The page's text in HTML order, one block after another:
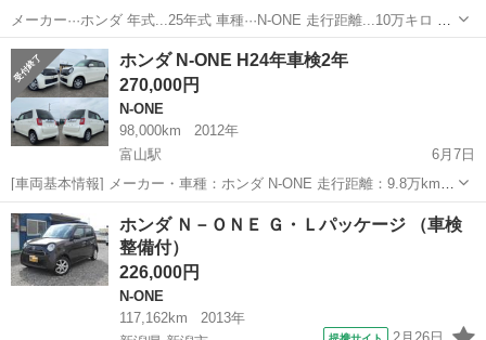
メーカー···ホンダ 年式...25年式 車種···N-ONE 走行距離...10万キロ ボ
ディタイプ···軽自動車 エンジン···ガソリンエンジン 駆動式···4WD [オ
プション] ・ナビ、TV ・社外スピーカー ・E...
富山 射水市 N-ONE
ホンダ N-ONE H24年車検2年
270,000円
N-ONE
98,000km
2012年
富山駅
6月7日
[車両基本情報] メーカー・車種：ホンダ N-ONE 走行距離：9.8万km
年式：平成24年 車検：車検2年つけてお渡しします [車両詳細] 装備：
プッシュスタート, エアコン ,ナビー,テレビ, ブル...
富山 富山駅
ホンダ Ｎ－ＯＮＥ Ｇ・Ｌパッケージ （車検
整備付）
226,000円
N-ONE
117,162km
2013年